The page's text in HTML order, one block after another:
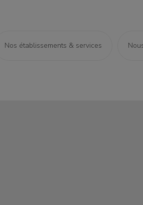
Nos établissements & services